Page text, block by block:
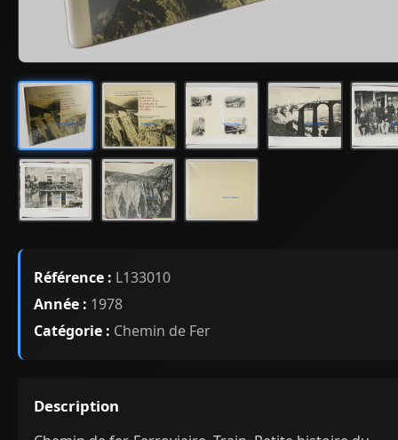
Référence : L133010
Année : 1978
Catégorie : Chemin de Fer
Description